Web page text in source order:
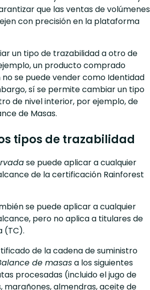
que las ventas de volúmenes
con precisión en la plataforma
un tipo de trazabilidad a otro de
un producto comprado
se puede vender como Identidad
sí se permite cambiar un tipo
de nivel interior, por ejemplo, de
de Masas.
tipos de trazabilidad
se puede aplicar a cualquier
de la certificación Rainforest
se puede aplicar a cualquier
pero no aplica a titulares de
(TC).
de la cadena de suministro
de masasa los siguientes
procesadas (incluido el jugo de
marañones, almendras, aceite de